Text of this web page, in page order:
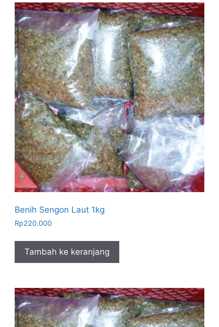
Benih Sengon Laut 1kg
Rp220.000
Tambah ke keranjang